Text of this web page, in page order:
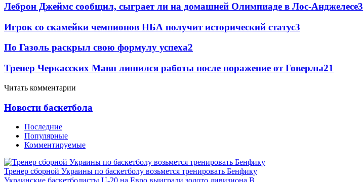
Леброн Джеймс сообщил, сыграет ли на домашней Олимпиаде в Лос-Анджелесе3
Игрок со скамейки чемпионов НБА получит исторический статус3
По Газоль раскрыл свою формулу успеха2
Тренер Черкасских Мавп лишился работы после поражение от Говерлы21
Читать комментарии
Новости баскетбола
Последние
Популярные
Комментируемые
Тренер сборной Украины по баскетболу возьмется тренировать Бенфику